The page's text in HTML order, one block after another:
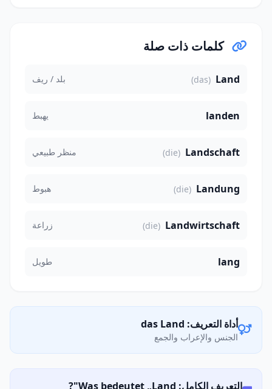
كلمات ذات صلة
Land
(das) بلد / ريف
landen يهبط
Landschaft
(die) منظر طبيعي
Landung
(die) هبوط
Landwirtschaft
(die) زراعة
lang طويل
أداة التعريف: das Land
الجنس والإعراب والجمع
التعريف الكامل: Was bedeutet „Land"?